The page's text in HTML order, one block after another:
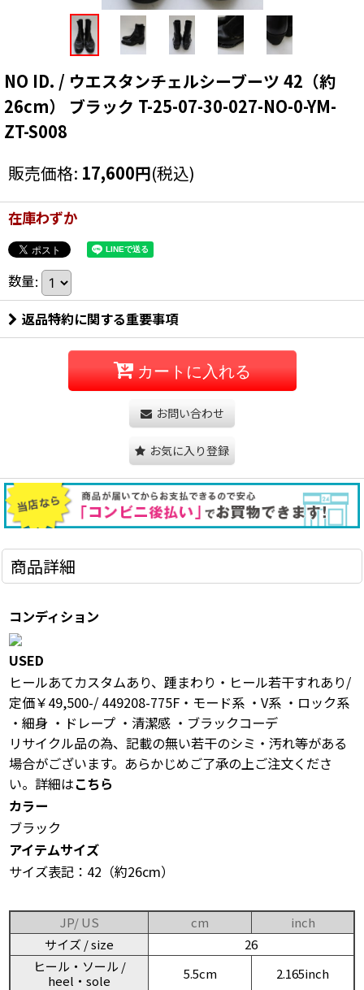
NO ID. / ウエスタンチェルシーブーツ 42（約
26cm） ブラック T-25-07-30-027-NO-0-YM-
ZT-S008
販売価格: 17,600円(税込)
在庫わずか
数量:
返品特約に関する重要事項
カートに入れる
お問い合わせ
お気に入り登録
商品詳細
コンディション
USED
ヒールあてカスタムあり、踵まわり・ヒール若干すれあり/
定価￥49,500-/ 449208-775F・モード系 ・V系 ・ロック系
・細身 ・ドレープ ・清潔感 ・ブラックコーデ
リサイクル品の為、記載の無い若干のシミ・汚れ等がある
場合がございます。あらかじめご了承の上ご注文くださ
い。詳細はこちら
カラー
ブラック
アイテムサイズ
サイズ表記：42（約26cm）
JP/ US cm
inch
サイズ / size
26
ヒール・ソール /
heel・sole
5.5cm 2.165inch